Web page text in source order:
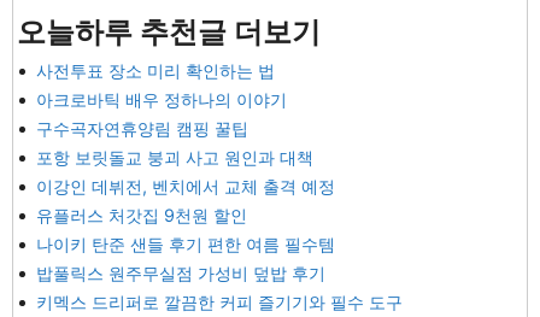
오늘하루 추천글 더보기
사전투표 장소 미리 확인하는 법
아크로바틱 배우 정하나의 이야기
구수곡자연휴양림 캠핑 꿀팁
포항 보릿돌교 붕괴 사고 원인과 대책
이강인 데뷔전, 벤치에서 교체 출격 예정
유플러스 처갓집 9천원 할인
나이키 탄준 샌들 후기 편한 여름 필수템
밥풀릭스 원주무실점 가성비 덮밥 후기
키멕스 드리퍼로 깔끔한 커피 즐기기와 필수 도구